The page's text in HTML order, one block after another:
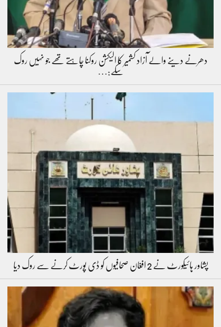
دھرنے دینے والے آزاد کشمیر کا الیکشن روکنا چاہتے تھے جو نہیں روک
سکے:…
پشاور ہائیکورٹ نے 2 افغان صحافیوں کو ڈی پورٹ کرنے سے روک دیا